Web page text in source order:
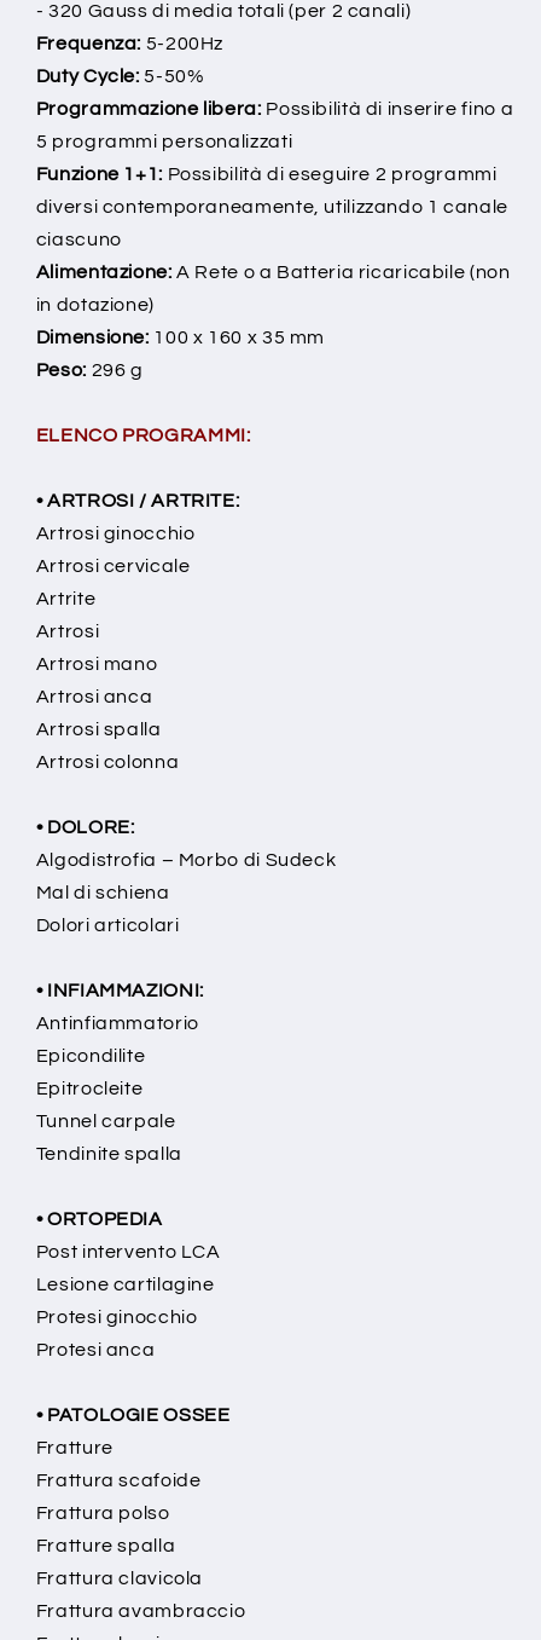
- 320 Gauss di media totali (per 2 canali)
Frequenza: 5-200Hz
Duty Cycle: 5-50%
Programmazione libera: Possibilità di inserire fino a
5 programmi personalizzati
Funzione 1+1: Possibilità di eseguire 2 programmi
diversi contemporaneamente, utilizzando 1 canale
ciascuno
Alimentazione: A Rete o a Batteria ricaricabile (non
in dotazione)
Dimensione: 100 x 160 x 35 mm
Peso: 296 g
ELENCO PROGRAMMI:
• ARTROSI / ARTRITE:
Artrosi ginocchio
Artrosi cervicale
Artrite
Artrosi
Artrosi mano
Artrosi anca
Artrosi spalla
Artrosi colonna
• DOLORE:
Algodistrofia – Morbo di Sudeck
Mal di schiena
Dolori articolari
• INFIAMMAZIONI:
Antinfiammatorio
Epicondilite
Epitrocleite
Tunnel carpale
Tendinite spalla
• ORTOPEDIA
Post intervento LCA
Lesione cartilagine
Protesi ginocchio
Protesi anca
• PATOLOGIE OSSEE
Fratture
Frattura scafoide
Frattura polso
Fratture spalla
Frattura clavicola
Frattura avambraccio